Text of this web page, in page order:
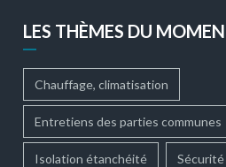
LES THÈMES DU
Chauffage, climatisation
Entretiens des parties communes
Isolation étanchéité Sécurité